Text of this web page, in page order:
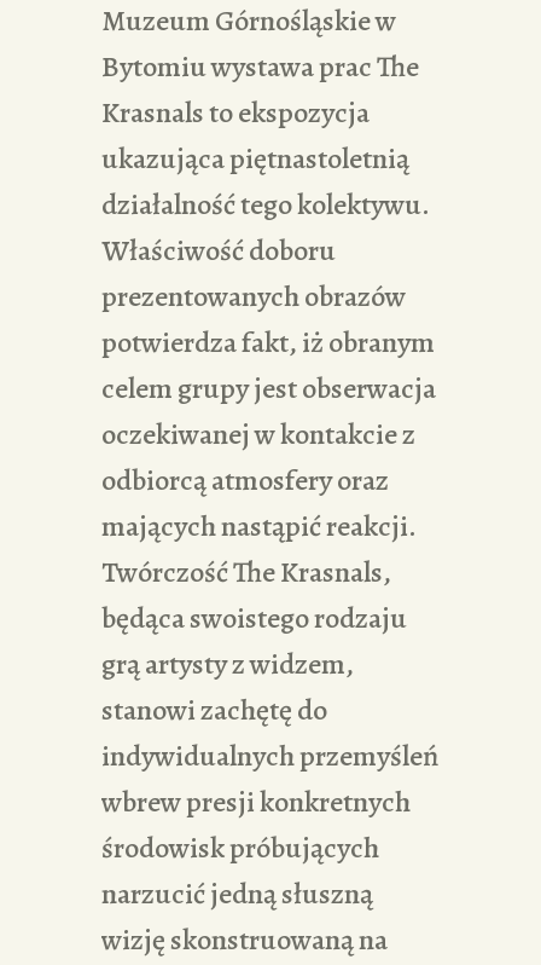
Muzeum Górnośląskie w
Bytomiu wystawa prac The
Krasnals to ekspozycja
ukazująca piętnastoletnią
działalność tego kolektywu.
Właściwość doboru
prezentowanych obrazów
potwierdza fakt, iż obranym
celem grupy jest obserwacja
oczekiwanej w kontakcie z
odbiorcą atmosfery oraz
mających nastąpić reakcji.
Twórczość The Krasnals,
będąca swoistego rodzaju
grą artysty z widzem,
stanowi zachętę do
indywidualnych przemyśleń
wbrew presji konkretnych
środowisk próbujących
narzucić jedną słuszną
wizję skonstruowaną na